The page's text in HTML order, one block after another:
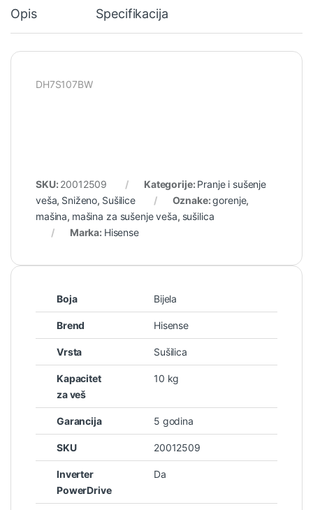
Opis Specifikacija
DH7S107BW
SKU: 20012509 Kategorije: Pranje i sušenje
veša, Sniženo, Sušilice Oznake:gorenje,
mašina, mašina za sušenje veša, sušilica
Marka: Hisense
Boja Bijela
Brend Hisense
Vrsta Sušilica
Kapacitet
za veš
10 kg
Garancija 5 godina
SKU 20012509
Inverter
PowerDrive
Da